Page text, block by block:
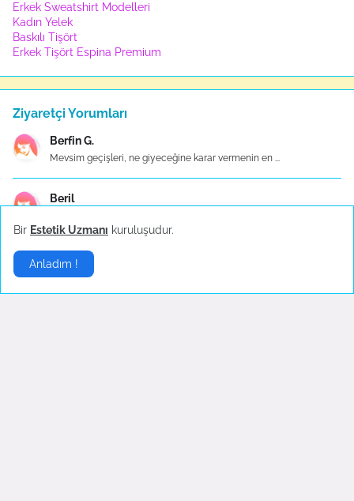
Erkek Sweatshirt Modelleri
Kadın Yelek
Baskılı Tişört
Erkek Tişört Espina Premium
Ziyaretçi Yorumları
Berfin G.
Mevsim geçişleri, ne giyeceğine karar vermenin en ...
Beril
Espina Premium Erkek Tişört, şıklığı ve rahatlığı ...
Bir Estetik Uzmanı kuruluşudur.
Anladım !